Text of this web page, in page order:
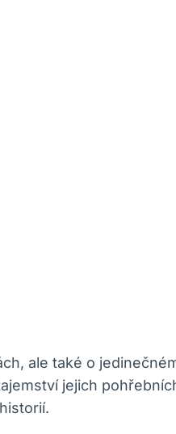
ale také o
jejich